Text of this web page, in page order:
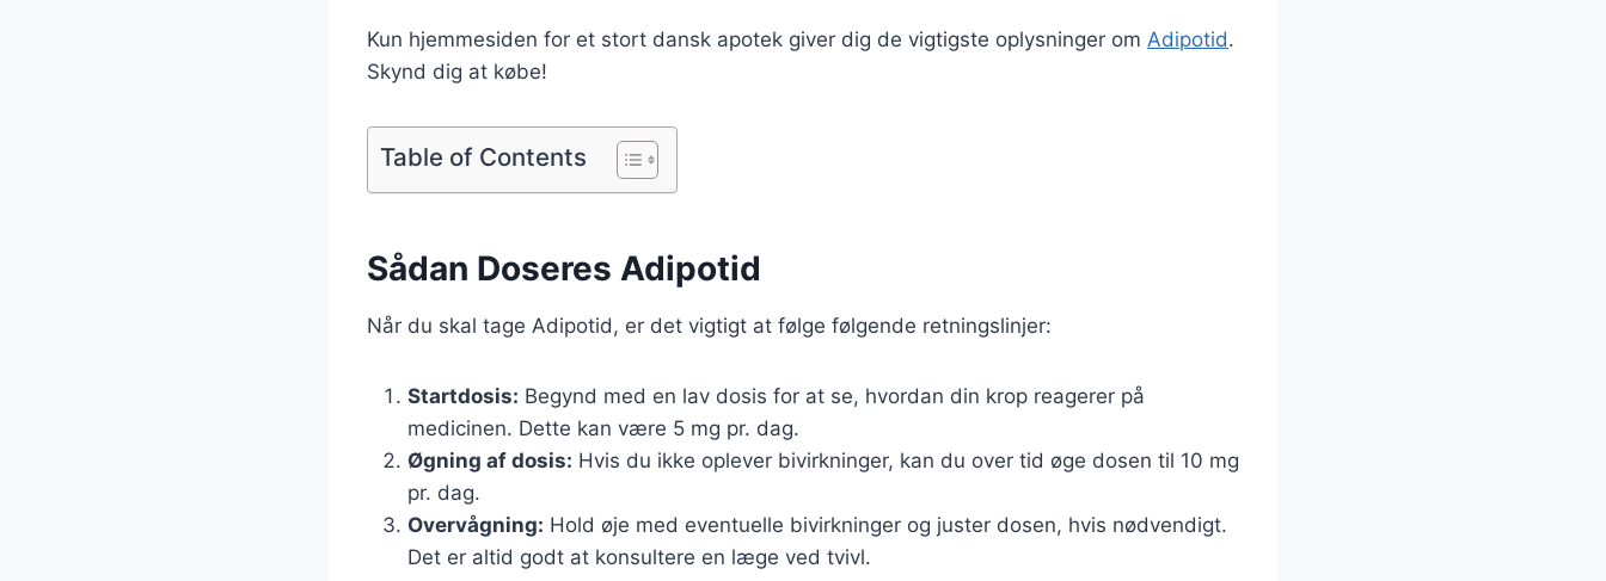
Kun hjemmesiden for et stort dansk apotek giver dig de vigtigste oplysninger om Adipotid.
Skynd dig at købe!
Table of Contents
Sådan Doseres Adipotid
Når du skal tage Adipotid, er det vigtigt at følge følgende retningslinjer:
Startdosis: Begynd med en lav dosis for at se, hvordan din krop reagerer på
medicinen. Dette kan være 5 mg pr. dag.
Øgning af dosis: Hvis du ikke oplever bivirkninger, kan du over tid øge dosen til 10 mg
pr. dag.
Overvågning: Hold øje med eventuelle bivirkninger og juster dosen, hvis nødvendigt.
Det er altid godt at konsultere en læge ved tvivl.